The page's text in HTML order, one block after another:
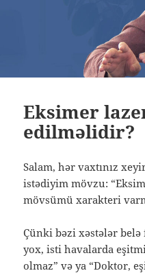
Eksimer
edilməlidir?
Salam, hər vaxtınız
istədiyim mövzu:
mövsümü xarakteri
Çünki bəzi xəstələr
yox, isti havalarda
olmaz” və ya “Doktor,